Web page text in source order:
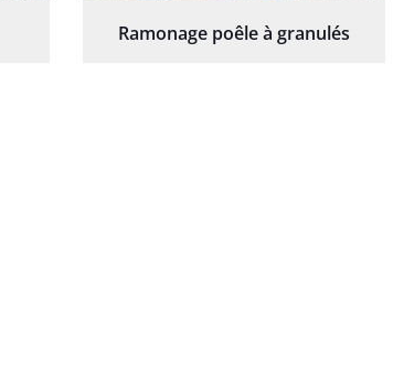
Ramonage poêle à granulés